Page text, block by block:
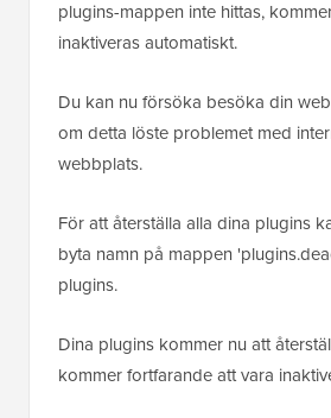
plugins-mappen inte hittas,
inaktiveras automatiskt.
Du kan nu försöka besöka din
om detta löste problemet med
webbplats.
För att återställa alla dina plugins
byta namn på mappen
plugins.
Dina plugins kommer nu att
kommer fortfarande att vara